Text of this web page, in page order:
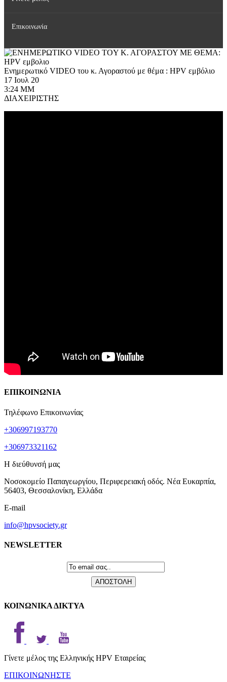
Δημοσιεύσεις
Εκπαιδευτικές Δραστηριότητες
Κοινωνικές Δράσεις
Γίνετε μέλος της Ελληνικής HPV Εταιρείας
Επικοινωνία
Ενημερωτικό VIDEO του κ. Αγοραστού με θέμα : HPV εμβόλιο
17 Ιουλ 20
3:24 ΜΜ
ΔΙΑΧΕΙΡΙΣΤΗΣ
ΕΠΙΚΟΙΝΩΝΙΑ
Τηλέφωνο Επικοινωνίας
+306997193770
+306973321162
Η διεύθυνσή μας
Νοσοκομείο Παπαγεωργίου, Περιφερειακή οδός. Νέα Ευκαρπία,
56403, Θεσσαλονίκη, Ελλάδα
E-mail
info@hpvsociety.gr
NEWSLETTER
ΚΟΙΝΩΝΙΚΑ ΔΙΚΤΥΑ
Γίνετε μέλος της Ελληνικής HPV Εταιρείας
ΕΠΙΚΟΙΝΩΝΗΣΤΕ